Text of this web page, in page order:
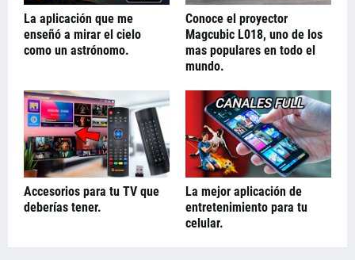
La aplicación que me
enseñó a mirar el cielo
como un astrónomo.
Conoce el proyector
Magcubic L018, uno de los
mas populares en todo el
mundo.
Accesorios para tu TV que
deberías tener.
La mejor aplicación de
entretenimiento para tu
celular.